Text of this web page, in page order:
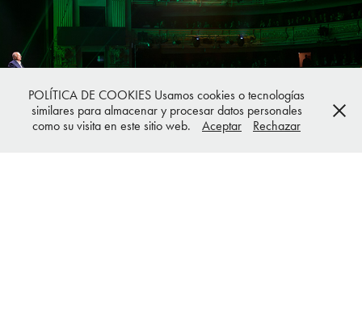
Eventos
POLÍTICA DE COOKIES Usamos cookies o tecnologías
similares para almacenar y procesar datos personales
como su visita en este sitio web.
Aceptar Rechazar